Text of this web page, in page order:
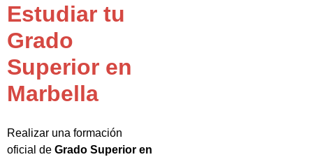
Estudiar tu
Grado
Superior en
Marbella
Realizar una formación
oficial de Grado Superior en